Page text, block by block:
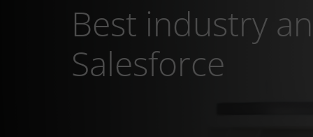
Best industry
Salesforce